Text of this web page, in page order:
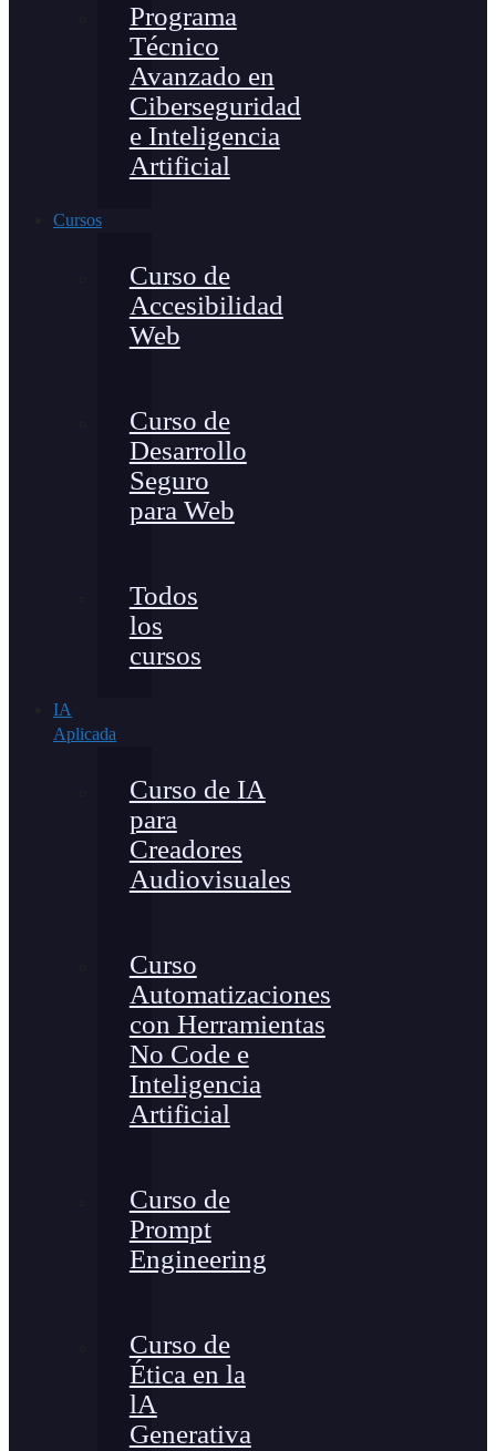
Programa
Técnico
Avanzado en
Ciberseguridad
e Inteligencia
Artificial
Cursos
Curso de
Accesibilidad
Web
Curso de
Desarrollo
Seguro
para Web
Todos
los
cursos
IA
Aplicada
Curso de IA
para
Creadores
Audiovisuales
Curso
Automatizaciones
con Herramientas
No Code e
Inteligencia
Artificial
Curso de
Prompt
Engineering
Curso de
Ética en la
lA
Generativa